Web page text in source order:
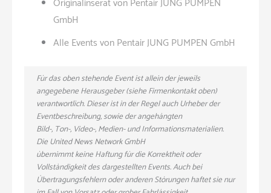
Originalinserat von Pentair JUNG PUMPEN
GmbH
Alle Events von Pentair JUNG PUMPEN GmbH
Für das oben stehende Event ist allein der jeweils
angegebene Herausgeber (siehe Firmenkontakt oben)
verantwortlich. Dieser ist in der Regel auch Urheber der
Eventbeschreibung, sowie der angehängten
Bild-, Ton-, Video-, Medien- und Informationsmaterialien.
Die United News Network GmbH
übernimmt keine Haftung für die Korrektheit oder
Vollständigkeit des dargestellten Events. Auch bei
Übertragungsfehlern oder anderen Störungen haftet sie nur